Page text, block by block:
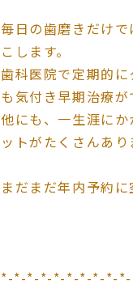
毎日の歯磨きだけ
こします。
歯科医院で定期的
も気付き早期治療が
他にも、一生涯に
ットがたくさんあり
まだまだ年内予約
*-*-*-*-*-*-*-*-*-